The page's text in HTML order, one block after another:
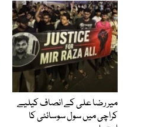
میر رضا علی کے انصاف کیلیے
کراچی میں سول سوسائٹی کا